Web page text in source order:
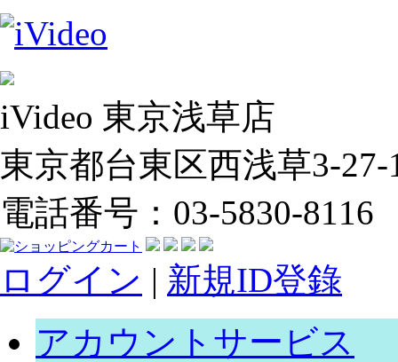
iVideo 東京浅草店
東京都台東区西浅草3-27-
電話番号：03-5830-8116
ログイン | 新規ID登錄
アカウントサービス